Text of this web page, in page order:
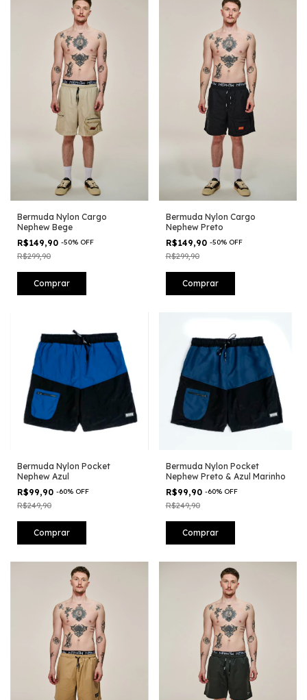
Bermuda Nylon Cargo
Nephew Bege
R$149,90 -50% OFF
R$299,90
Comprar
Bermuda Nylon Cargo
Nephew Preto
R$149,90 -50% OFF
R$299,90
Comprar
Bermuda Nylon Pocket
Nephew Azul
R$99,90 -60% OFF
R$249,90
Comprar
Bermuda Nylon Pocket
Nephew Preto & Azul Marinho
R$99,90 -60% OFF
R$249,90
Comprar